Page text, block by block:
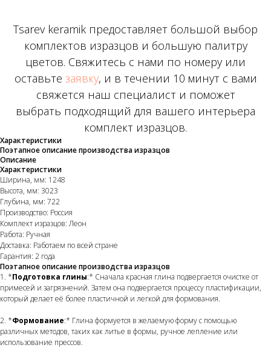
Tsarev keramik предоставляет большой выбор
комплектов изразцов и большую палитру
цветов. Свяжитесь с нами по номеру или
оставьте заявку, и в течении 10 минут с вами
свяжется наш специалист и поможет
выбрать подходящий для вашего интерьера
комплект изразцов.
Характеристики
Поэтапное описание производства изразцов
Описание
Характеристики
Ширина, мм: 1248
Высота, мм: 3023
Глубина, мм: 722
Производство: Россия
Комплект изразцов: Леон
Работа: Ручная
Доставка: Работаем по всей стране
Гарантия: 2 года
Поэтапное описание производства изразцов
1. *Подготовка глины:* Сначала красная глина подвергается очистке от
примесей и загрязнений. Затем она подвергается процессу пластификации,
который делает её более пластичной и легкой для формования.
2. *Формование:* Глина формуется в желаемую форму с помощью
различных методов, таких как литье в формы, ручное лепление или
использование прессов.